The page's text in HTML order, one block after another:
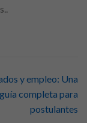
y empleo: Una
guía completa para
postulantes